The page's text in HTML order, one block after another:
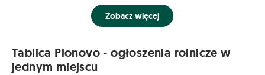
Zobacz więcej
Tablica Plonovo - ogłoszenia rolnicze w
jednym miejscu